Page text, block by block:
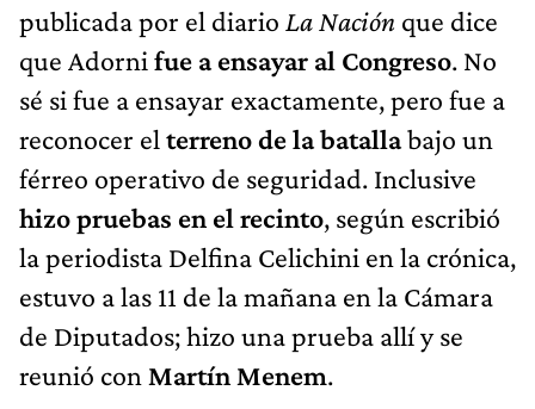
publicada por el diario La Nación que dice
que Adorni fue a ensayar al Congreso. No
sé si fue a ensayar exactamente, pero fue a
reconocer el terreno de la batallabajo un
férreo operativo de seguridad. Inclusive
hizo pruebas en el recinto, según escribió
la periodista Delfina Celichini en la crónica,
estuvo a las 11 de la mañana en la Cámara
de Diputados; hizo una prueba allí y se
reunió con Martín Menem.